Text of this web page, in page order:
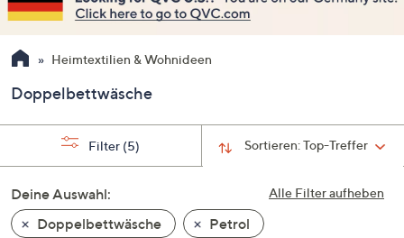
sind,
verwenden
Sie
Pfeiltasten
nach
und
nach
unten
oder
Heimtextilien & Wohnideen
Doppelbettwäsche
Sortieren:Top-Treffer
Filter (5)
Alle Filter aufheben
Deine Auswahl:
Doppelbettwäsche
Petrol